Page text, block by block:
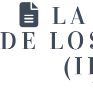
DE